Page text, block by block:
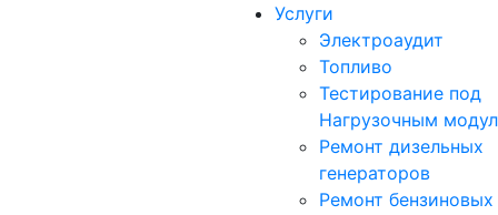
Услуги
Электроаудит
Топливо
Тестирование под
Нагрузочным
Ремонт дизельных
генераторов
Ремонт бензиновых